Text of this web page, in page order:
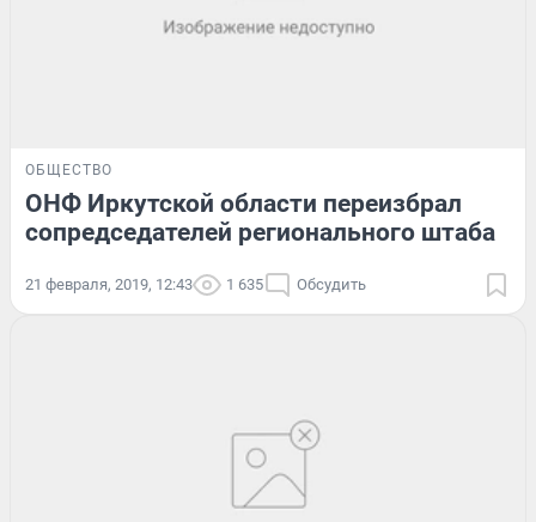
ОБЩЕСТВО
ОНФ Иркутской области переизбрал
сопредседателей регионального штаба
21 февраля, 2019, 12:43 1 635 Обсудить